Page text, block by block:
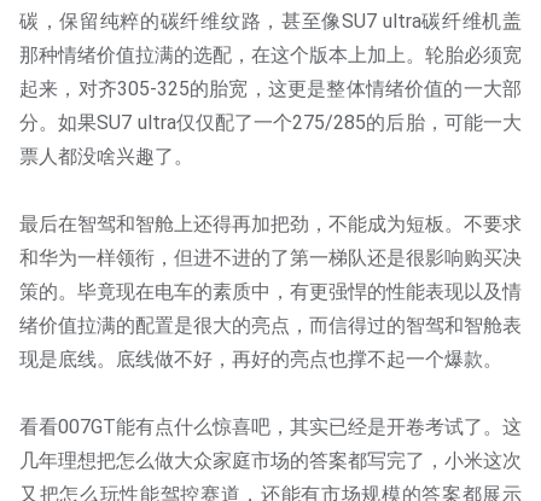
碳，保留纯粹的碳纤维纹路，甚至像SU7 ultra碳纤维机盖
那种情绪价值拉满的选配，在这个版本上加上。轮胎必须宽
起来，对齐305-325的胎宽，这更是整体情绪价值的一大部
分。如果SU7 ultra仅仅配了一个275/285的后胎，可能一大
票人都没啥兴趣了。
最后在智驾和智舱上还得再加把劲，不能成为短板。不要求
和华为一样领衔，但进不进的了第一梯队还是很影响购买决
策的。毕竟现在电车的素质中，有更强悍的性能表现以及情
绪价值拉满的配置是很大的亮点，而信得过的智驾和智舱表
现是底线。底线做不好，再好的亮点也撑不起一个爆款。
看看007GT能有点什么惊喜吧，其实已经是开卷考试了。这
几年理想把怎么做大众家庭市场的答案都写完了，小米这次
又把怎么玩性能驾控赛道，还能有市场规模的答案都展示